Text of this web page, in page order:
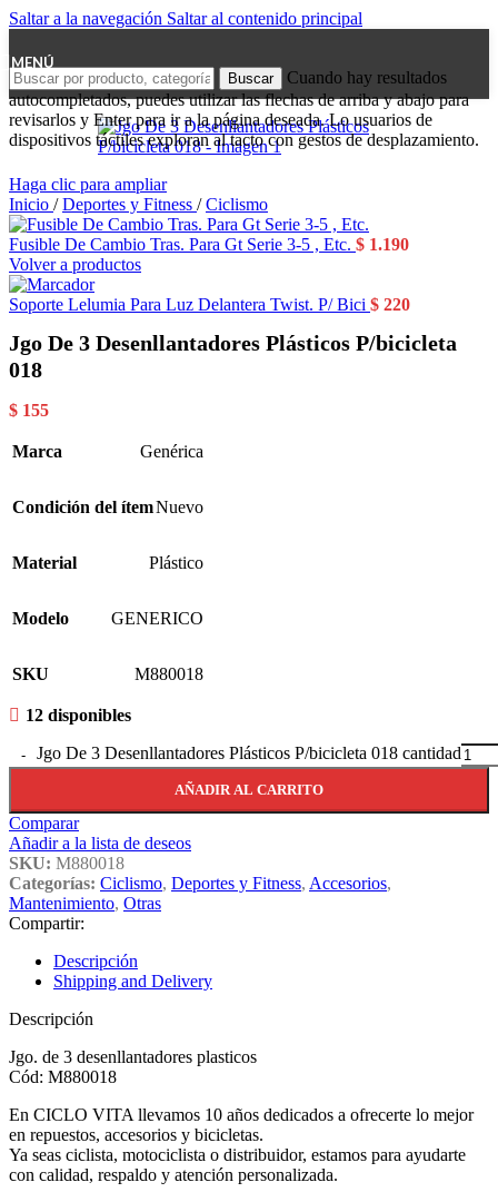
Saltar a la navegación Saltar al contenido principal
MENÚ
Buscar
Cuando hay resultados
autocompletados, puedes utilizar las flechas de arriba y abajo para
revisarlos y Enter para ir a la página deseada. Lo usuarios de
dispositivos táctiles exploran al tacto con gestos de desplazamiento.
Haga clic para ampliar
Inicio / Deportes y Fitness / Ciclismo
Fusible De Cambio Tras. Para Gt Serie 3-5 , Etc. $ 1.190
Volver a productos
Soporte Lelumia Para Luz Delantera Twist. P/ Bici $ 220
Jgo De 3 Desenllantadores Plásticos P/bicicleta
018
$ 155
Marca Genérica
Condición del ítemNuevo
Material Plástico
Modelo GENERICO
SKU M880018
12 disponibles
Jgo De 3 Desenllantadores Plásticos P/bicicleta 018 cantidad
AÑADIR AL CARRITO
Comparar
Añadir a la lista de deseos
SKU: M880018
Categorías: Ciclismo, Deportes y Fitness, Accesorios,
Mantenimiento, Otras
Compartir:
Descripción
Shipping and Delivery
Descripción
Jgo. de 3 desenllantadores plasticos
Cód: M880018
En CICLO VITA llevamos 10 años dedicados a ofrecerte lo mejor
en repuestos, accesorios y bicicletas.
Ya seas ciclista, motociclista o distribuidor, estamos para ayudarte
con calidad, respaldo y atención personalizada.